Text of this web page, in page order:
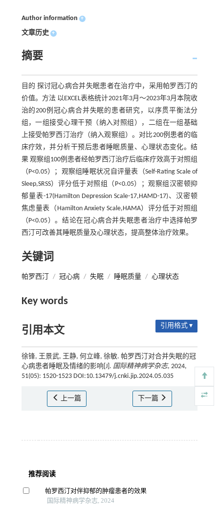
Author information +
文章历史 +
摘要
目的 探讨冠心病合并失眠患者在治疗中，采用帕罗西汀的
价值。方法 以EXCEL表格统计2021年3月～2023年3月本院收
治的200例冠心病合并失眠的患者研究，以序贯平衡法分
组，一组接受心理干预（纳入对照组），二组在一组基础
上接受帕罗西汀治疗（纳入观察组）。对比200例患者的临
床疗效，并分析干预后患者睡眠质量、心理状态变化。结
果 观察组100例患者经帕罗西汀治疗后临床疗效高于对照组
（P<0.05）；观察组睡眠状况自评量表（Self-Rating Scale of
Sleep,SRSS）评分低于对照组（P<0.05）；观察组汉密顿抑
郁量表-17(Hamilton Depression Scale-17,HAMD-17)、汉密顿
焦虑量表（Hamilton Anxiety Scale,HAMA）评分低于对照组
（P<0.05）。结论在冠心病合并失眠患者治疗中选择帕罗
西汀可改善其睡眠质量及心理状态，提高整体治疗效果。
关键词
帕罗西汀 / 冠心病 / 失眠 / 睡眠质量 / 心理状态
Key words
引用本文 引用格式 ▾
徐锋, 王景武, 王静, 何立峰, 徐敏. 帕罗西汀对合并失眠的冠
心病患者睡眠及情绪的影响[J]. 国际精神病学杂志, 2024,
51(05): 1520-1523 DOI:10.13479/j.cnki.jip.2024.05.035
上一篇 下一篇